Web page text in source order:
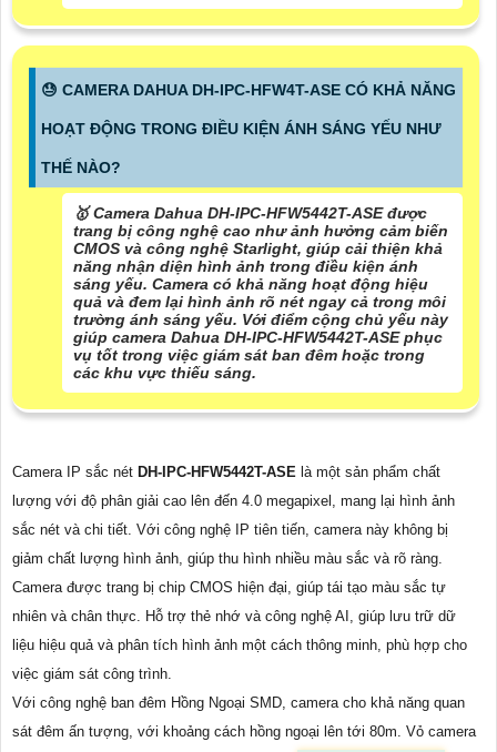
😓 CAMERA DAHUA DH-IPC-HFW4T-ASE CÓ KHẢ NĂNG
HOẠT ĐỘNG TRONG ĐIỀU KIỆN ÁNH SÁNG YẾU NHƯ
THẾ NÀO?
🥇 Camera Dahua DH-IPC-HFW5442T-ASE được
trang bị công nghệ cao như ảnh hưởng cảm biến
CMOS và công nghệ Starlight, giúp cải thiện khả
năng nhận diện hình ảnh trong điều kiện ánh
sáng yếu. Camera có khả năng hoạt động hiệu
quả và đem lại hình ảnh rõ nét ngay cả trong môi
trường ánh sáng yếu. Với điểm cộng chủ yếu này
giúp camera Dahua DH-IPC-HFW5442T-ASE phục
vụ tốt trong việc giám sát ban đêm hoặc trong
các khu vực thiếu sáng.
Camera IP sắc nét DH-IPC-HFW5442T-ASE là một sản phẩm chất
lượng với độ phân giải cao lên đến 4.0 megapixel, mang lại hình ảnh
sắc nét và chi tiết. Với công nghệ IP tiên tiến, camera này không bị
giảm chất lượng hình ảnh, giúp thu hình nhiều màu sắc và rõ ràng.
Camera được trang bị chip CMOS hiện đại, giúp tái tạo màu sắc tự
nhiên và chân thực. Hỗ trợ thẻ nhớ và công nghệ AI, giúp lưu trữ dữ
liệu hiệu quả và phân tích hình ảnh một cách thông minh, phù hợp cho
việc giám sát công trình.
Với công nghệ ban đêm Hồng Ngoại SMD, camera cho khả năng quan
sát đêm ấn tượng, với khoảng cách hồng ngoại lên tới 80m. Vỏ camera